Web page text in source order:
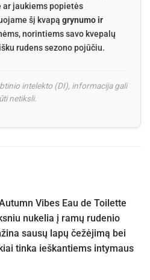
jaukiems popietės
šį kvapą grynumo ir
norintiems savo kvepalų
rudens sezono pojūčiu.
intelekto (DI), informacija gali
netiksli.
Vibes Eau de Toilette
nukelia į ramų rudenio
sausų lapų čežėjimą bei
tinka ieškantiems intymaus